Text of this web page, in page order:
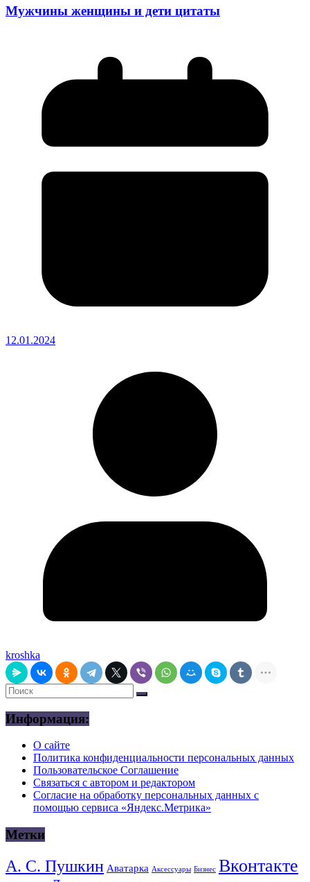
Мужчины женщины и дети цитаты
12.01.2024
kroshka
Информация:
О сайте
Политика конфиденциальности персональных данных
Пользовательское Соглашение
Связаться с автором и редактором
Согласие на обработку персональных данных с
помощью сервиса «Яндекс.Метрика»
Метки
А. С. Пушкин Аватарка Аксессуары Бизнес Вконтакте